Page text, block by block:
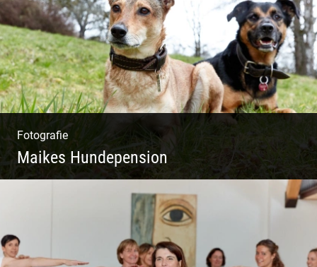
Fotografie
Maikes Hundepension
Tierisch lebendiges Shooting